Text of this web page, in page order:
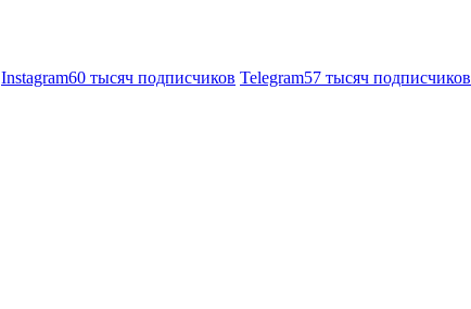
Instagram60 тысяч подписчиков Telegram57 тысяч подписчиков